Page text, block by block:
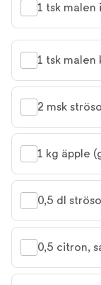
1 tsk malen
1 tsk malen
2 msk
1 kg äpple
0,5 dl
0,5 citron,